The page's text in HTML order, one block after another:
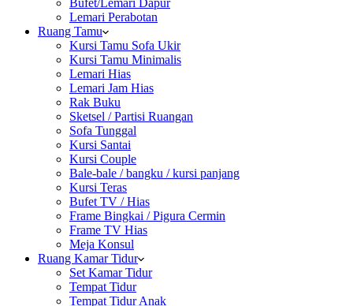
Bufet/Lemari Dapur
Lemari Perabotan
Ruang Tamu
Kursi Tamu Sofa Ukir
Kursi Tamu Minimalis
Lemari Hias
Lemari Jam Hias
Rak Buku
Sketsel / Partisi Ruangan
Sofa Tunggal
Kursi Santai
Kursi Couple
Bale-bale / bangku / kursi panjang
Kursi Teras
Bufet TV / Hias
Frame Bingkai / Pigura Cermin
Frame TV Hias
Meja Konsul
Ruang Kamar Tidur
Set Kamar Tidur
Tempat Tidur
Tempat Tidur Anak